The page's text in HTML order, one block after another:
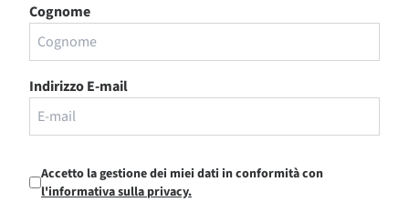
Cognome
Indirizzo E-mail
Accetto la gestione dei miei dati in conformità con
l'informativa sulla privacy.